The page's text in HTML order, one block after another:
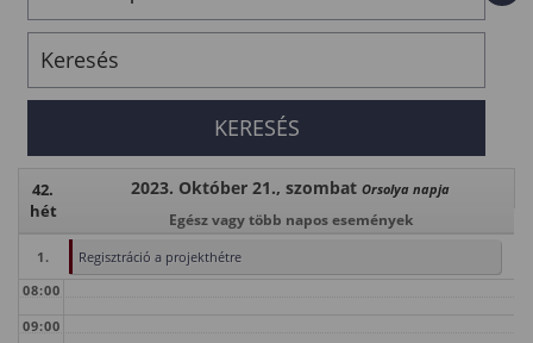
42.
hét
2023. Október 21., szombat Orsolya napja
Egész vagy több napos események
1.
Regisztráció a projekthétre
08:00
09:00